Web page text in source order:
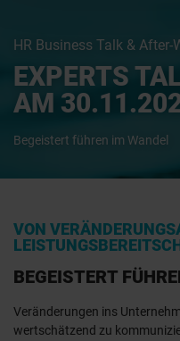
HR Business Talk & After-
EXPERTS
AM
Begeistert führen im Wandel
VON
BEGEISTERT
Veränderungen ins
wertschätzend zu